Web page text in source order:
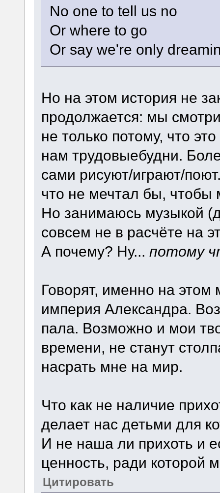
No one to tell us no
Or where to go
Or say we're only
Но на этом история не
продолжается: мы
не только потому, что
нам трудовыебудни.
сами рисуют/играют/
что не мечтал бы, чтобы
Но занимаюсь музыкой
совсем не в расчёте на
А почему? Ну... потому
Говорят, именно на
империя Александра.
пала. Возможно и мои
времени, не станут
насрать мне на мир.
Что как не наличие
делает нас детьми для
И не наша ли прихоть и
ценность, ради которой
Цитировать